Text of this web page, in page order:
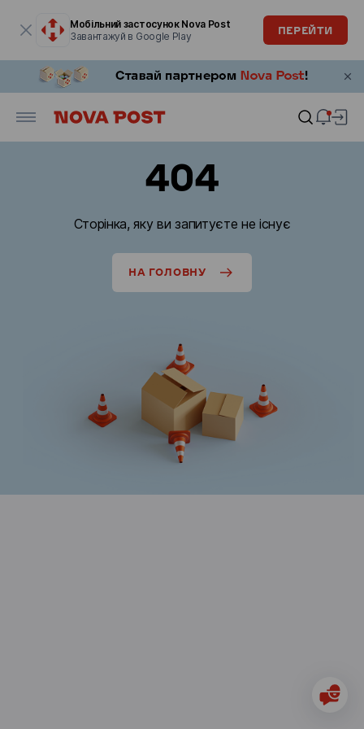
Мобільний застосунок Nova Post
Завантажуй в Google Play
ПЕРЕЙТИ
404
Сторінка, яку ви запитуєте не існує
НА ГОЛОВНУ